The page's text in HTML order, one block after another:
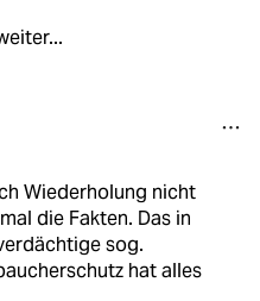
Wiederholung nicht
die Fakten. Das in
sog.
hat alles